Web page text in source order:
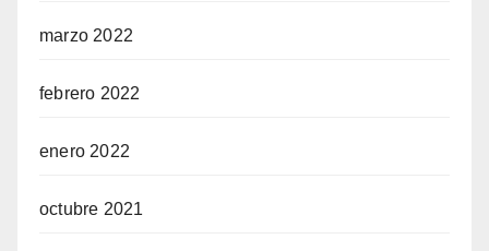
marzo 2022
febrero 2022
enero 2022
octubre 2021